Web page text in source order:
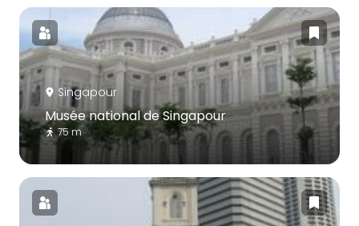
Singapour
Musée national de Singapour
75 m